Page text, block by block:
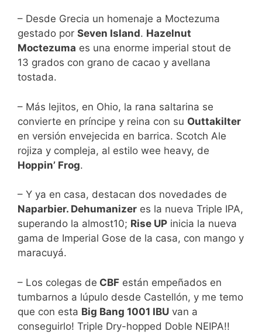
– Desde Grecia un homenaje a Moctezuma
gestado por Seven Island. Hazelnut
Moctezuma es una enorme imperial stout de
13 grados con grano de cacao y avellana
tostada.
– Más lejitos, en Ohio, la rana saltarina se
convierte en príncipe y reina con su Outtakilter
en versión envejecida en barrica. Scotch Ale
rojiza y compleja, al estilo wee heavy, de
Hoppin’ Frog.
– Y ya en casa, destacan dos novedades de
Naparbier. Dehumanizer es la nueva Triple IPA,
superando la almost10; Rise UP inicia la nueva
gama de Imperial Gose de la casa, con mango y
maracuyá.
– Los colegas de CBF están empeñados en
tumbarnos a lúpulo desde Castellón, y me temo
que con esta Big Bang 1001 IBU van a
conseguirlo! Triple Dry-hopped Doble NEIPA!!